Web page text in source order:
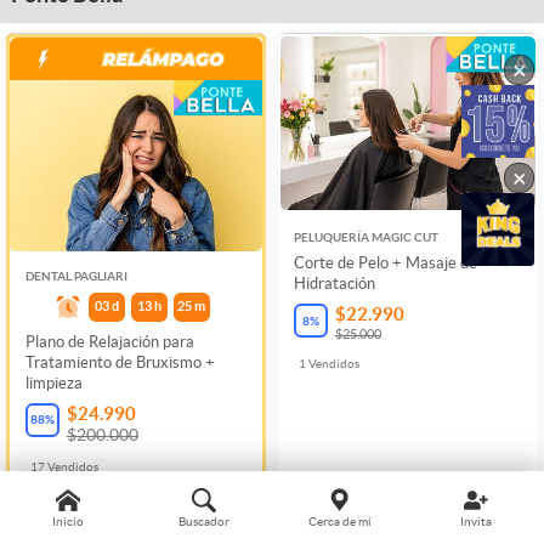
DENTAL PAGLIARI
03 d 13 h 25m
Plano de Relajación para
Tratamiento de Bruxismo +
limpieza
88% $24.990
$200.000
17Vendidos
PELUQUERÍA MAGIC CUT
Corte de Pelo + Masaje de
Hidratación
8% $22.990
$25.000
1 Vendidos
Inicio Buscador Cerca de mí Invita
×
×